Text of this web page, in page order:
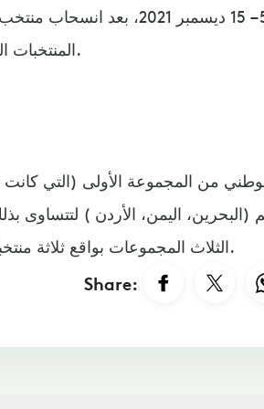
في السعودية خلال الفترة 5 – 15 ديسمبر
المنتخبات المشاركة في البطولة.
من المجموعة الأولى (التي
(البحرين، اليمن، الأردن ) لتتساوى
الثلاث المجموعات بواقع ثلاثة منتخبات في كل مجموعة.
Share: